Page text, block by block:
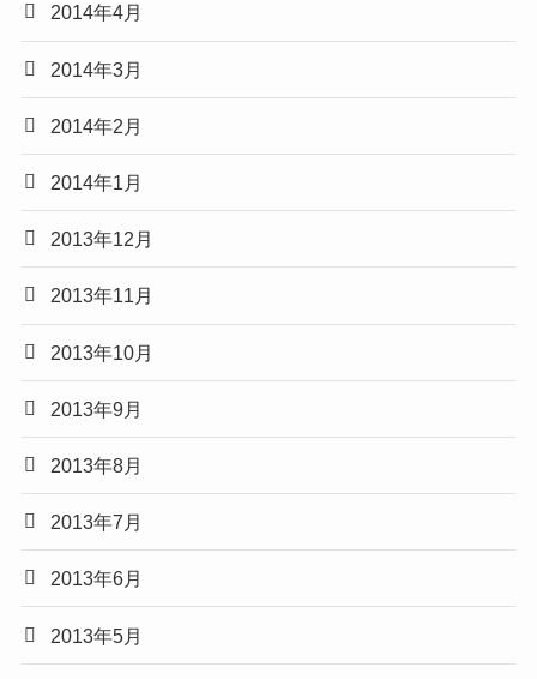
2014年4月
2014年3月
2014年2月
2014年1月
2013年12月
2013年11月
2013年10月
2013年9月
2013年8月
2013年7月
2013年6月
2013年5月